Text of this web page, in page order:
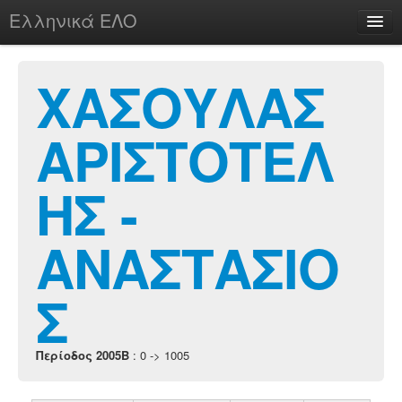
Ελληνικά ΕΛΟ
chesstu.be @ discord
Login
ΧΑΣΟΥΛΑΣ
ΑΡΙΣΤΟΤΕΛ
ΗΣ -
ΑΝΑΣΤΑΣΙΟ
Σ
Περίοδος 2005B : 0 -> 1005